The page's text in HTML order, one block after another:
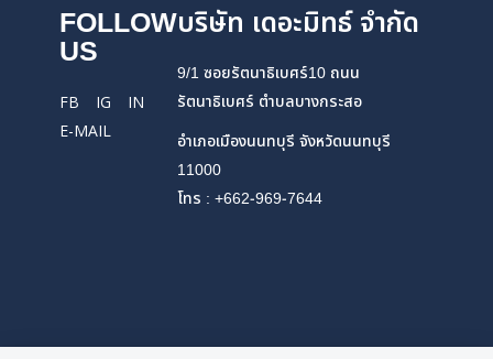
FOLLOW
US
FB IG
IN
E-MAIL
บริษัท เดอะมิทธ์ จำกัด
9/1 ซอยรัตนาธิเบศร์10 ถนน
รัตนาธิเบศร์ ตำบลบางกระสอ
อำเภอเมืองนนทบุรี จังหวัดนนทบุรี
11000
โทร : +662-969-7644